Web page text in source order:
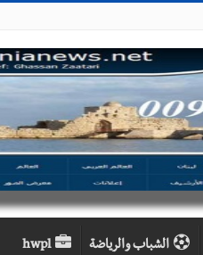
الشباب والرياضة hwpl